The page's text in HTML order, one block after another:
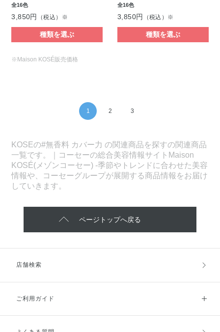
全16色
3,850円 （税込）※
種類を選ぶ
全16色
3,850円 （税込）※
種類を選ぶ
※Maison KOSÉ販売価格
1 2 3
KOSEの#無香料 カバー力 の関連商品を探すの関連商品
一覧です。｜コーセーの総合美容情報サイトMaison
KOSÉ(メゾンコーセー) -季節やトレンドに合わせた美容
情報や、コーセーグループが展開する商品情報をお届け
していきます。
ページトップへ戻る
店舗検索
ご利用ガイド